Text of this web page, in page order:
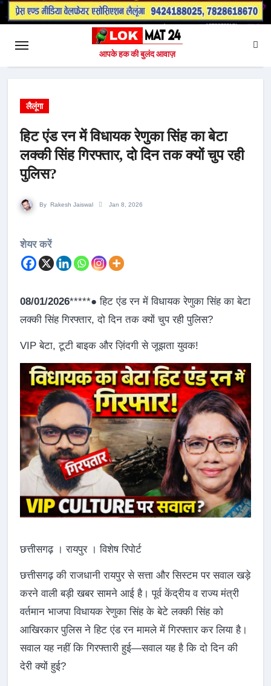
आपके हक की बुलंद आवाज़
लैलूंगा
हिट एंड रन में विधायक रेणुका सिंह का बेटा
लक्की सिंह गिरफ्तार, दो दिन तक क्यों चुप रही
पुलिस?
By Rakesh Jaiswal Jan 8, 2026
शेयर करें
08/01/2026*****● हिट एंड रन में विधायक रेणुका सिंह का बेटा
लक्की सिंह गिरफ्तार, दो दिन तक क्यों चुप रही पुलिस?
VIP बेटा, टूटी बाइक और ज़िंदगी से जूझता युवक!
छत्तीसगढ़ । रायपुर । विशेष रिपोर्ट
छत्तीसगढ़ की राजधानी रायपुर से सत्ता और सिस्टम पर सवाल खड़े
करने वाली बड़ी खबर सामने आई है। पूर्व केंद्रीय व राज्य मंत्री
वर्तमान भाजपा विधायक रेणुका सिंह के बेटे लक्की सिंह को
आखिरकार पुलिस ने हिट एंड रन मामले में गिरफ्तार कर लिया है।
सवाल यह नहीं कि गिरफ्तारी हुई—सवाल यह है कि दो दिन की
देरी क्यों हुई?